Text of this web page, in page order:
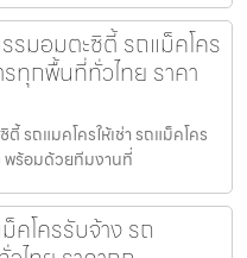
รมอมตะซิตี้ รถแม็คโคร
รทุกพื้นที่ทั่วไทย ราคา
รถแมคโครให้เช่า รถแม็คโคร
พร้อมด้วยทีมงานที่
คโครรับจ้าง รถ